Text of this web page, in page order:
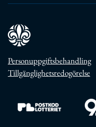
Personuppgiftsbehandling
Tillgänglighetsredogörelse
Till https://